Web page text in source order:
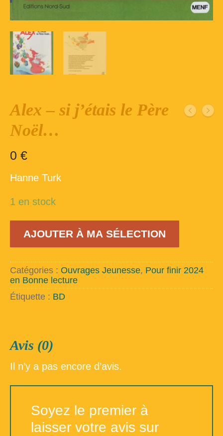
Inscription – club de lecture – Echecs
Répertoire du fonds de la bibliothèque –
Répertoire des ouvrages Jeunesse
Alex – si j’étais le Père
Noël…
0 €
Hanne Turk
1 en stock
Alex
si
j'étais
le
Père
Noël...
AJOUTER À MA SÉLECTION
Catégories : Ouvrages Jeunesse, Pour finir 2024
en Bonne lecture
Étiquette : BD
Avis (0)
Il n’y a pas encore d’avis.
Soyez le premier à
laisser votre avis sur